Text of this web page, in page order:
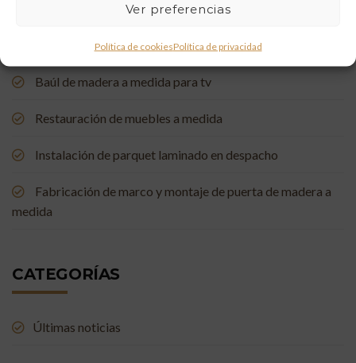
Ver preferencias
Política de cookiesPolítica de privacidad
Puerta de entrada a medida, de madera de pino suecia
Baúl de madera a medida para tv
Restauración de muebles a medida
Instalación de parquet laminado en despacho
Fabricación de marco y montaje de puerta de madera a
medida
CATEGORÍAS
Últimas noticias